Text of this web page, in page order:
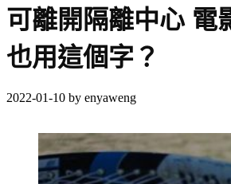
可離開隔離中心 電
也用這個字？
2022-01-10 by enyaweng